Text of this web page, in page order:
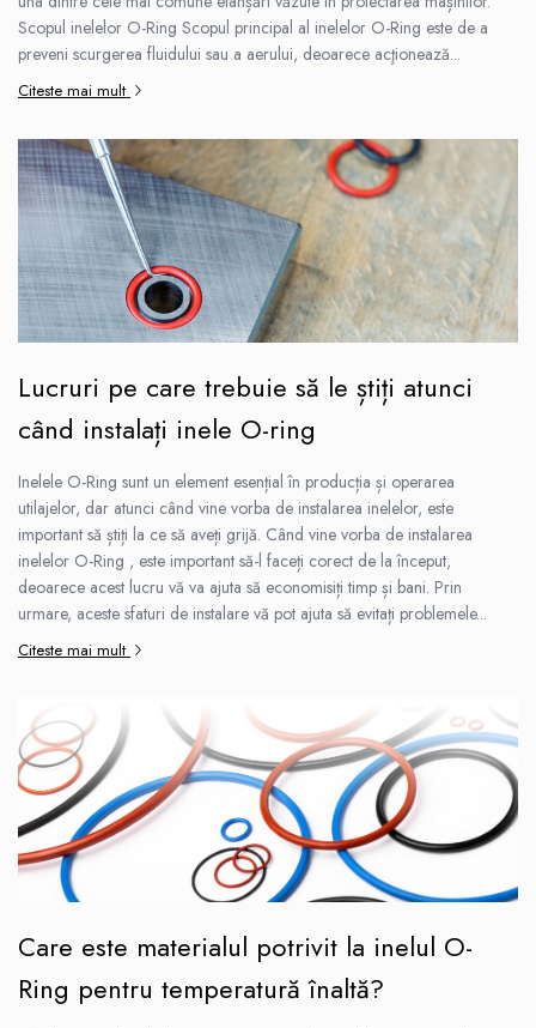
Garnituri racord filetat
Garnituri tip flanse
Pentru etansari cu gauri de trecere a
86071
Pentru flanse plate cu umar (RF) conform
DIN 2690
Scopul inelelor O-Ring Scopul principal al inelelor O-Ring este de a
preveni scurgerea fluidului sau a aerului, deoarece acţionează...
Citeste mai mult
Lucruri pe care trebuie să le știți atunci
când instalați inele O-ring
Inelele O-Ring sunt un element esențial în producția și operarea
utilajelor, dar atunci când vine vorba de instalarea inelelor, este
important să știți la ce să aveți grijă. Când vine vorba de instalarea
inelelor O-Ring , este important să-l faceți corect de la început,
deoarece acest lucru vă va ajuta să economisiți timp și bani. Prin
urmare, aceste sfaturi de instalare vă pot ajuta să evitați problemele...
Citeste mai mult
Care este materialul potrivit la inelul O-
Ring pentru temperatură înaltă?